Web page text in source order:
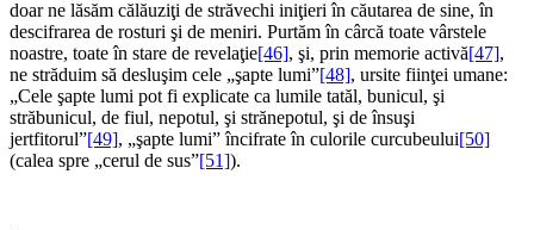
doar ne lăsăm călăuziţi de străvechi iniţieri în căutarea de sine, în
descifrarea de rosturi şi de meniri. Purtăm în cârcă toate vârstele
noastre, toate în stare de revelaţie[46], şi, prin memorie activă[47],
ne străduim să desluşim cele „şapte lumi”[48], ursite fiinţei umane:
„Cele şapte lumi pot fi explicate ca lumile tatăl, bunicul, şi
străbunicul, de fiul, nepotul, şi strănepotul, şi de însuşi
jertfitorul”[49], „şapte lumi” încifrate în culorile curcubeului[50]
(calea spre „cerul de sus”[51]).